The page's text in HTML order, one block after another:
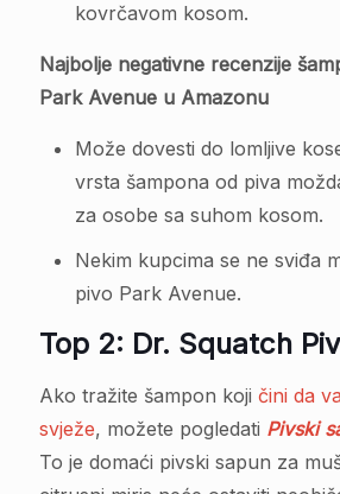
kovrčavom kosom.
Najbolje negativne recenzije
Park Avenue u Amazonu
Može dovesti do lomljive
vrsta šampona od piva
za osobe sa suhom kosom.
Nekim kupcima se ne sviđa
pivo Park Avenue.
Top 2: Dr. Squatch
Ako tražite šampon koji čini da
svježe, možete pogledati Pivski
To je domaći pivski sapun za